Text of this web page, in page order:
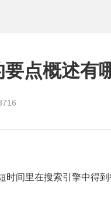
点概述有
时间里在搜索引擎中得